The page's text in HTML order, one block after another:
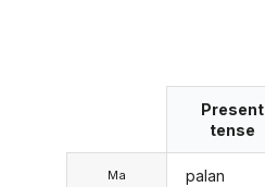
Ma
Present
tense
palan